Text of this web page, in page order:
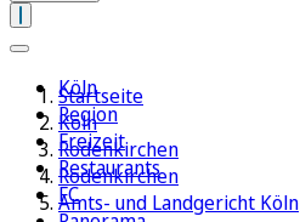
Köln
Region
Freizeit
Restaurants
FC
Startseite
Köln
Rodenkirchen
Rodenkirchen
Amts- und Landgericht Köln